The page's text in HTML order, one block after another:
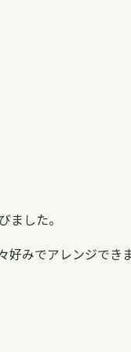
した。
好みでアレンジでき